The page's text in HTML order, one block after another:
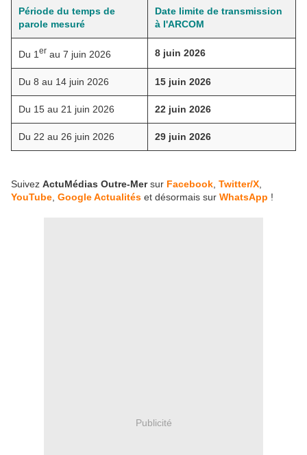
Période du temps de
parole mesuré
Date limite de transmission
à l'ARCOM
Du 1 er au 7 juin 2026 8 juin 2026
Du 8 au 14 juin 2026 15 juin 2026
Du 15 au 21 juin 2026 22 juin 2026
Du 22 au 26 juin 2026 29 juin 2026
Suivez ActuMédias Outre-Mersur Facebook Twitter/X
YouTube Google Actualités et désormais sur WhatsApp !
Publicité